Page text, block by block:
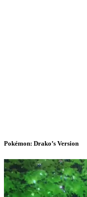
Pokémon: Drako’s Version